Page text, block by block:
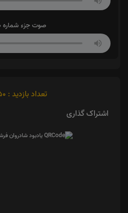
صوت جزء شماره 30
تعداد بازدید : 350
اشتراک گذاری